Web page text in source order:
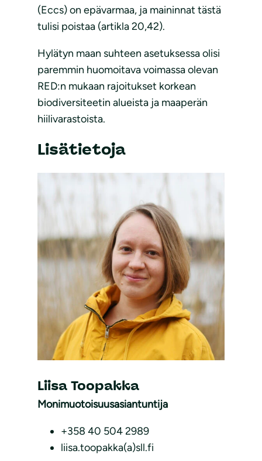
(Eccs) on epävarmaa, ja maininnat tästä
tulisi poistaa (artikla 20,42).
Hylätyn maan suhteen asetuksessa olisi
paremmin huomoitava voimassa olevan
RED:n mukaan rajoitukset korkean
biodiversiteetin alueista ja maaperän
hiilivarastoista.
Lisätietoja
Monimuotoisuusasiantuntija
Liisa Toopakka
+358 40 504 2989
liisa.toopakka(a)sll.fi